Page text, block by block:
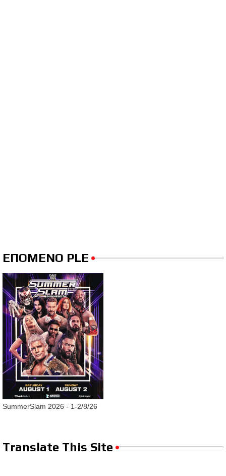
ΕΠΟΜΕΝΟ PLE
SummerSlam 2026 - 1-2/8/26
Translate This Site